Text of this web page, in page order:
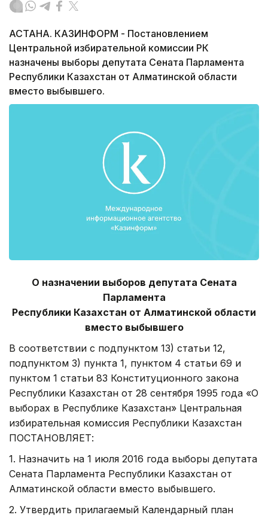
АСТАНА. КАЗИНФОРМ - Постановлением
Центральной избирательной комиссии РК
назначены выборы депутата Сената Парламента
Республики Казахстан от Алматинской области
вместо выбывшего.
О назначении выборов депутата Сената
Парламента
Республики Казахстан от Алматинской области
вместо выбывшего
В соответствии с подпунктом 13) статьи 12,
подпунктом 3) пункта 1, пунктом 4 статьи 69 и
пунктом 1 статьи 83 Конституционного закона
Республики Казахстан от 28 сентября 1995 года «О
выборах в Республике Казахстан» Центральная
избирательная комиссия Республики Казахстан
ПОСТАНОВЛЯЕТ:
1. Назначить на 1 июля 2016 года выборы депутата
Сената Парламента Республики Казахстан от
Алматинской области вместо выбывшего.
2. Утвердить прилагаемый Календарный план